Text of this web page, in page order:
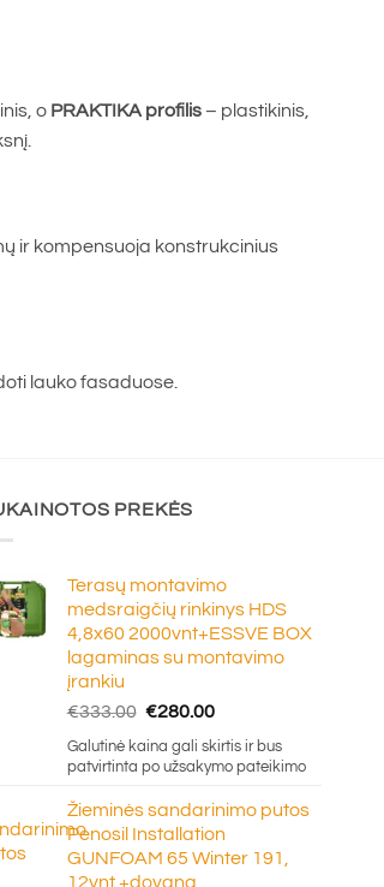
o PRAKTIKA profilis– plastikinis,
ir kompensuoja konstrukcinius
lauko fasaduose.
PREKĖS
Terasų montavimo
medsraigčių rinkinys HDS
4,8x60 2000vnt+ESSVE BOX
lagaminas su montavimo
įrankiu
€333.00 Original
price
was:
€280.00Current
price
is:
Galutinė kaina gali skirtis ir bus
patvirtinta po užsakymo pateikimo
Žieminės sandarinimo putos
Penosil Installation
GUNFOAM 65 Winter 191,
12vnt.+dovana